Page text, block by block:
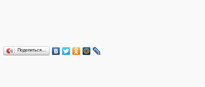
Поделиться…